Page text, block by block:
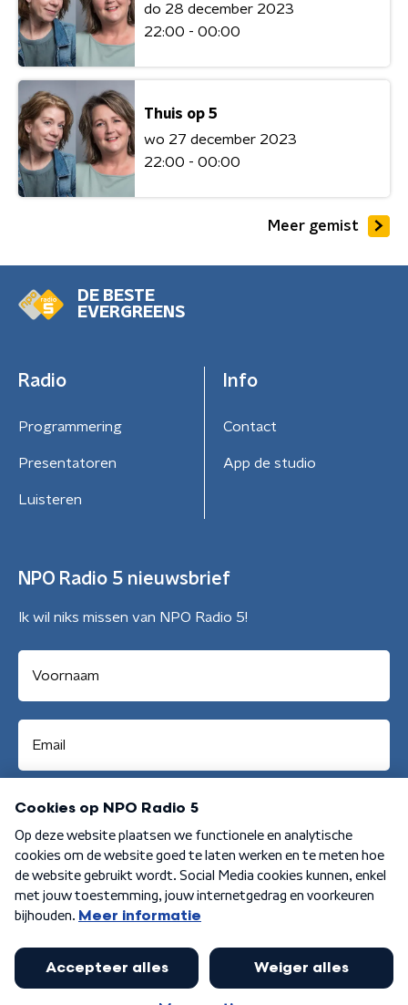
do 28 december 2023
22:00 - 00:00
Thuis op 5
wo 27 december 2023
22:00 - 00:00
Meer gemist
DE BESTE
EVERGREENS
Radio
Programmering
Presentatoren
Luisteren
Info
Contact
App de studio
NPO Radio 5 nieuwsbrief
Ik wil niks missen van NPO Radio 5!
Aanmelden
Algemene voorwaarden